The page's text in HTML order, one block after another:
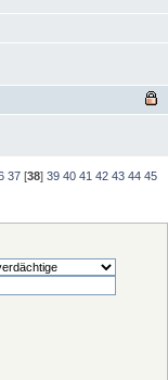
37 [38]39 40 41 42 43 44 45